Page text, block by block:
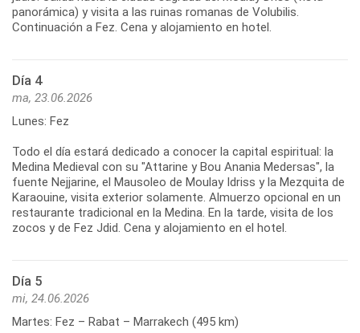
panorámica) y visita a las ruinas romanas de Volubilis.
Continuación a Fez. Cena y alojamiento en hotel.
Día 4
ma, 23.06.2026
Lunes: Fez
Todo el día estará dedicado a conocer la capital espiritual: la
Medina Medieval con su "Attarine y Bou Anania Medersas", la
fuente Nejjarine, el Mausoleo de Moulay Idriss y la Mezquita de
Karaouine, visita exterior solamente. Almuerzo opcional en un
restaurante tradicional en la Medina. En la tarde, visita de los
zocos y de Fez Jdid. Cena y alojamiento en el hotel.
Día 5
mi, 24.06.2026
Martes: Fez – Rabat – Marrakech (495 km)